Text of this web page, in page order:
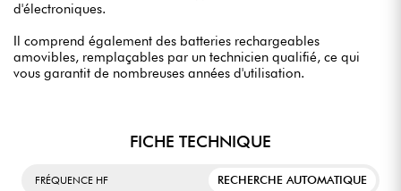
d'électroniques.
Il comprend également des batteries rechargeables
amovibles, remplaçables par un technicien qualifié, ce qui
vous garantit de nombreuses années d'utilisation.
FICHE TECHNIQUE
FRÉQUENCE HF RECHERCHE AUTOMATIQUE